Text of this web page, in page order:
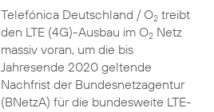
Telefónica Deutschland / O2treibt
den LTE (4G)-Ausbau im O2Netz
massiv voran, um die bis
Jahresende 2020 geltende
Nachfrist der Bundesnetzagentur
(BNetzA) für die bundesweite LTE-